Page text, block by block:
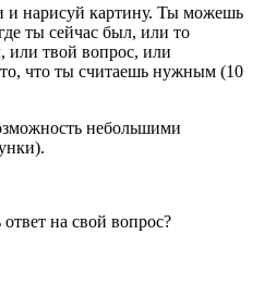
и нарисуй картину. Ты можешь
ты сейчас был, или то
или твой вопрос, или
что ты считаешь нужным (10
небольшими
на свой вопрос?